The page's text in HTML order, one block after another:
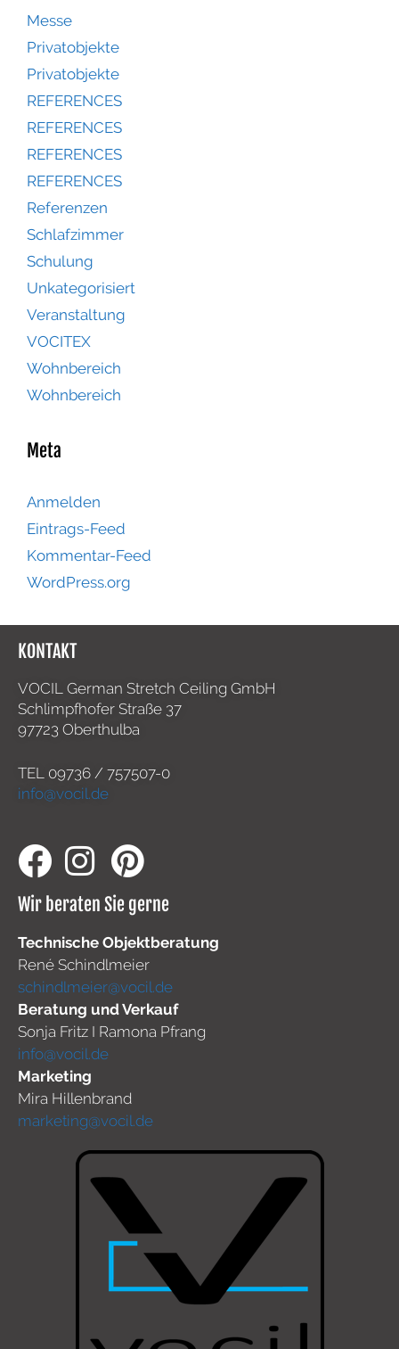
Messe
Privatobjekte
Privatobjekte
REFERENCES
REFERENCES
REFERENCES
REFERENCES
Referenzen
Schlafzimmer
Schulung
Unkategorisiert
Veranstaltung
VOCITEX
Wohnbereich
Wohnbereich
Meta
Anmelden
Eintrags-Feed
Kommentar-Feed
WordPress.org
KONTAKT
VOCIL German Stretch Ceiling GmbH
Schlimpfhofer Straße 37
97723 Oberthulba
TEL 09736 / 757507-0
info@vocil.de
Wir beraten Sie gerne
Technische Objektberatung
René Schindlmeier
schindlmeier@vocil.de
Beratung und Verkauf
Sonja Fritz I Ramona Pfrang
info@vocil.de
Marketing
Mira Hillenbrand
marketing@vocil.de